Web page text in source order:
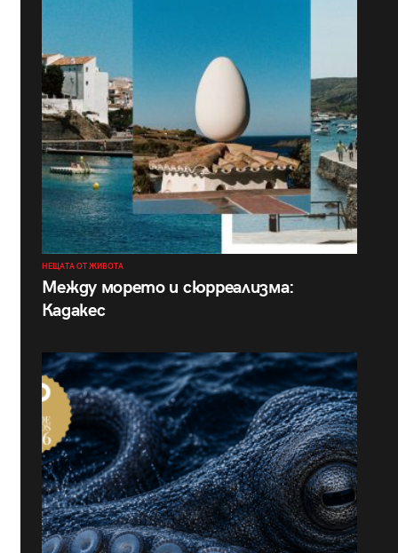
НЕЩАТА ОТ ЖИВОТА
Между морето и сюрреализма:
Кадакес